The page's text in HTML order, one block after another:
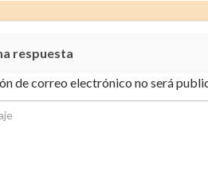
respuesta
de correo electrónico no será